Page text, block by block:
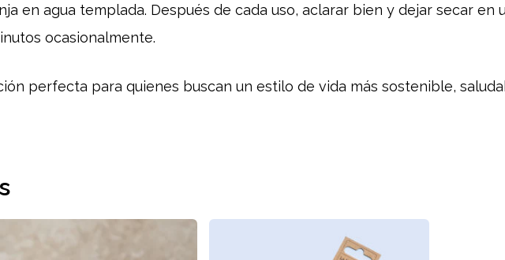
en agua templada. Después de cada uso, aclarar bien y dejar secar en
ocasionalmente.
perfecta para quienes buscan un estilo de vida más sostenible,